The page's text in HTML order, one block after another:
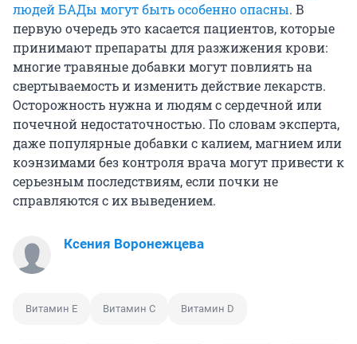
людей БАДы могут быть особенно опасны. В
первую очередь это касается пациентов, которые
принимают препараты для разжижения крови:
многие травяные добавки могут повлиять на
свертываемость и изменить действие лекарств.
Осторожность нужна и людям с сердечной или
почечной недостаточностью. По словам эксперта,
даже популярные добавки с калием, магнием или
коэнзимами без контроля врача могут привести к
серьезным последствиям, если почки не
справляются с их выведением.
Ксения Воронежцева
Витамин Е Витамин С Витамин D